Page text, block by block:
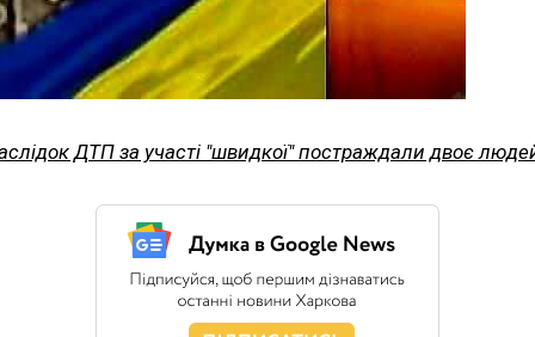
ДТП за участі "швидкої" постраждали двоє